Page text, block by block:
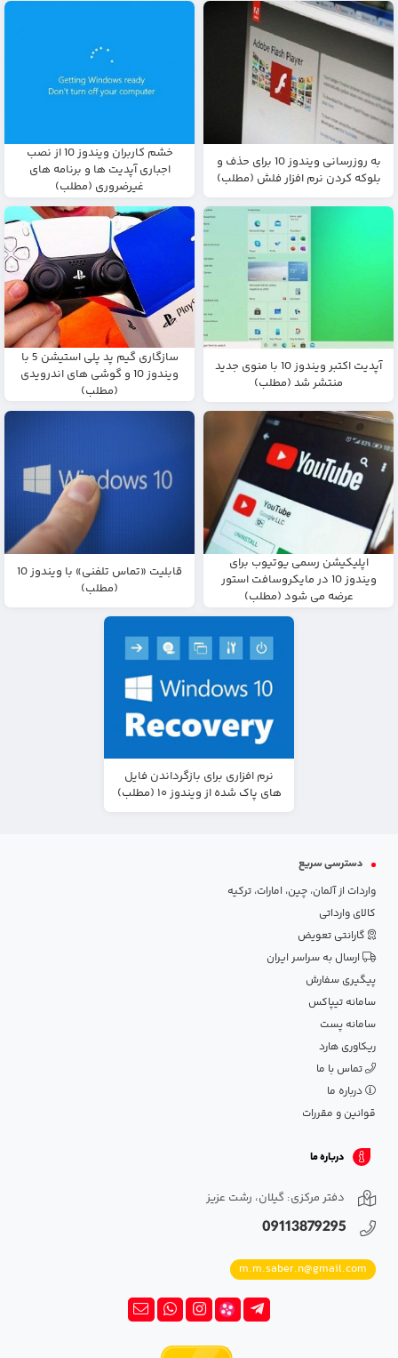
به روزرسانی ویندوز 10 برای حذف و
بلوکه کردن نرم افزار فلش (مطلب)
خشم کاربران ویندوز 10 از نصب
اجباری آپدیت ها و برنامه های
غیرضروری (مطلب)
آپدیت اکتبر ویندوز 10 با منوی جدید
منتشر شد (مطلب)
سازگاری گیم پد پلی استیشن 5 با
ویندوز 10 و گوشی های اندرویدی
(مطلب)
اپلیکیشن رسمی یوتیوب برای
ویندوز 10 در مایکروسافت استور
عرضه می شود (مطلب)
قابلیت «تماس تلفنی» با ویندوز 10
(مطلب)
نرم افزاری برای بازگرداندن فایل
های پاک شده از ویندوز ۱۰ (مطلب)
دسترسی سریع
واردات از آلمان، چین، امارات، ترکیه
کالای وارداتی
گارانتی تعویض
ارسال به سراسر ایران
پیگیری سفارش
سامانه تیپاکس
سامانه پست
ریکاوری هارد
تماس با ما
درباره ما
قوانین و مقررات
درباره ما
دفتر مرکزی: گیلان، رشت عزیز
09113879295
m.m.saber.n@gmail.com